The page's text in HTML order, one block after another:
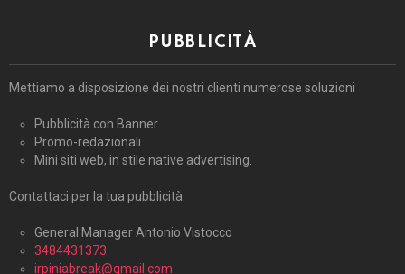
PUBBLICITÀ
Mettiamo a disposizione dei nostri clienti numerose soluzioni
Pubblicità con Banner
Promo-redazionali
Mini siti web, in stile native advertising.
Contattaci per la tua pubblicità
General Manager Antonio Vistocco
3484431373
irpiniabreak@gmail.com